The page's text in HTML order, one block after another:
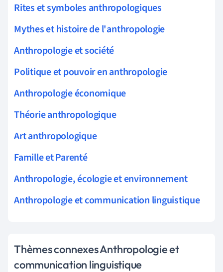
Rites et symboles anthropologiques
Mythes et histoire de l'anthropologie
Anthropologie et société
Politique et pouvoir en anthropologie
Anthropologie économique
Théorie anthropologique
Art anthropologique
Famille et Parenté
Anthropologie, écologie et environnement
Anthropologie et communication linguistique
Thèmes connexes Anthropologie et
communication linguistique